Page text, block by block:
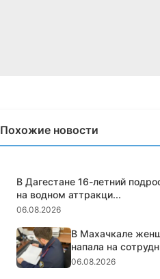
Похожие новости
В Дагестане 16-летний
на водном аттракци...
06.08.2026
В Махачкале
напала на
06.08.2026